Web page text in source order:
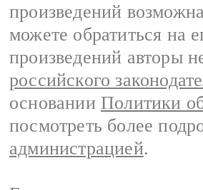
произведений
можете обратиться на
произведений авторы
российского
основании Политики
посмотреть более
администрацией.